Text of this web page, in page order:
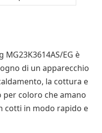
EG è
di un apparecchio
la cottura e
coloro che amano
cotti in modo rapido e